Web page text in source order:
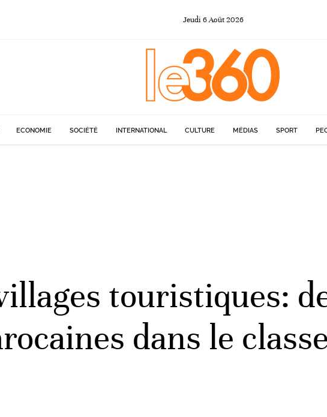
Jeudi 6Août 2026
ECONOMIE SOCIÉTÉ INTERNATIONAL CULTURE MÉDIAS SPORT
touristiques:
dans le